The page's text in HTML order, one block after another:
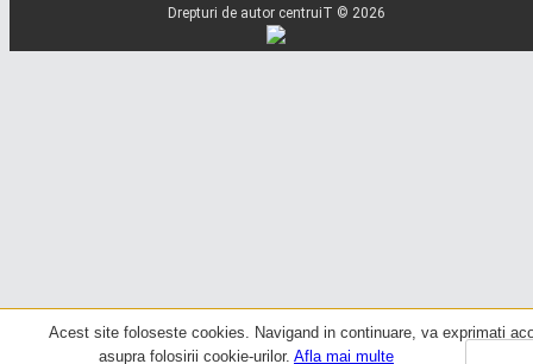
Acest site foloseste cookies. Navigand in continuare, va exprimati
asupra folosirii cookie-urilor. Afla mai multe
Drepturi de autor centruiT © 2026